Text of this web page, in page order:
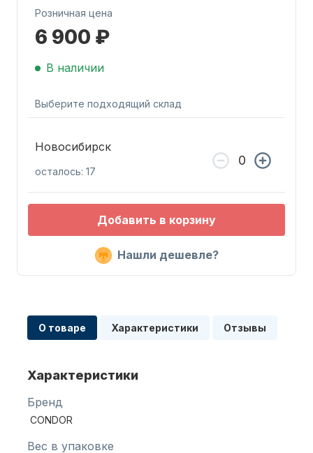
Запчасти для ПЛМ
Винты
Розничная цена
6 900 ₽
В наличии
Выберите подходящий склад
Новосибирск
осталось: 17
Добавить в корзину
Нашли дешевле?
О товаре Характеристики Отзывы
Характеристики
Бренд
CONDOR
Вес в упаковке